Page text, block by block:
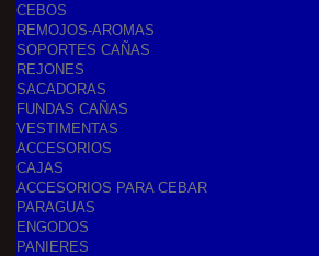
CEBOS
REMOJOS-AROMAS
SOPORTES CAÑAS
REJONES
SACADORAS
FUNDAS CAÑAS
VESTIMENTAS
ACCESORIOS
CAJAS
ACCESORIOS PARA CEBAR
PARAGUAS
ENGODOS
PANIERES